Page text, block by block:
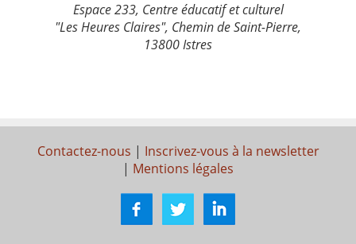
Espace 233, Centre éducatif et culturel
"Les Heures Claires", Chemin de Saint-Pierre,
13800 Istres
Contactez-nous | Inscrivez-vous à la newsletter
| Mentions légales